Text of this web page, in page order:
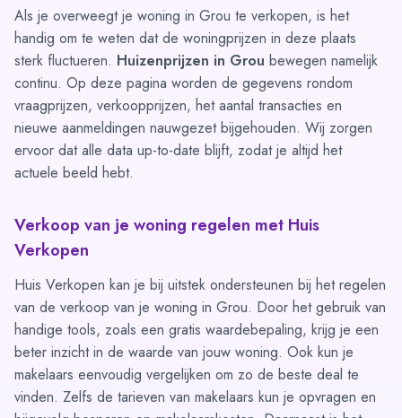
Als je overweegt je woning in Grou te verkopen, is het
handig om te weten dat de woningprijzen in deze plaats
sterk fluctueren. Huizenprijzen in Grou bewegen namelijk
continu. Op deze pagina worden de gegevens rondom
vraagprijzen, verkoopprijzen, het aantal transacties en
nieuwe aanmeldingen nauwgezet bijgehouden. Wij zorgen
ervoor dat alle data up-to-date blijft, zodat je altijd het
actuele beeld hebt.
Verkoop van je woning regelen met Huis
Verkopen
Huis Verkopen kan je bij uitstek ondersteunen bij het regelen
van de verkoop van je woning in Grou. Door het gebruik van
handige tools, zoals een gratis waardebepaling, krijg je een
beter inzicht in de waarde van jouw woning. Ook kun je
makelaars eenvoudig vergelijken om zo de beste deal te
vinden. Zelfs de tarieven van makelaars kun je opvragen en